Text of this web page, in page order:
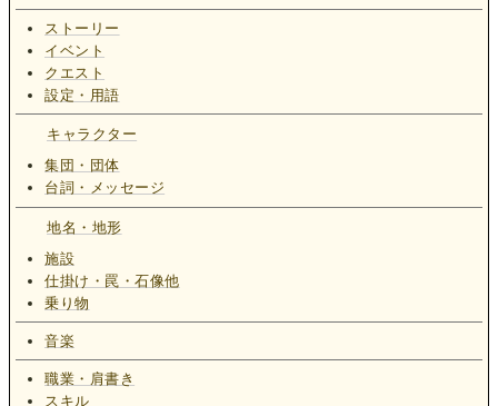
ストーリー
イベント
クエスト
設定・用語
キャラクター
集団・団体
台詞・メッセージ
地名・地形
施設
仕掛け・罠・石像他
乗り物
音楽
職業・肩書き
スキル